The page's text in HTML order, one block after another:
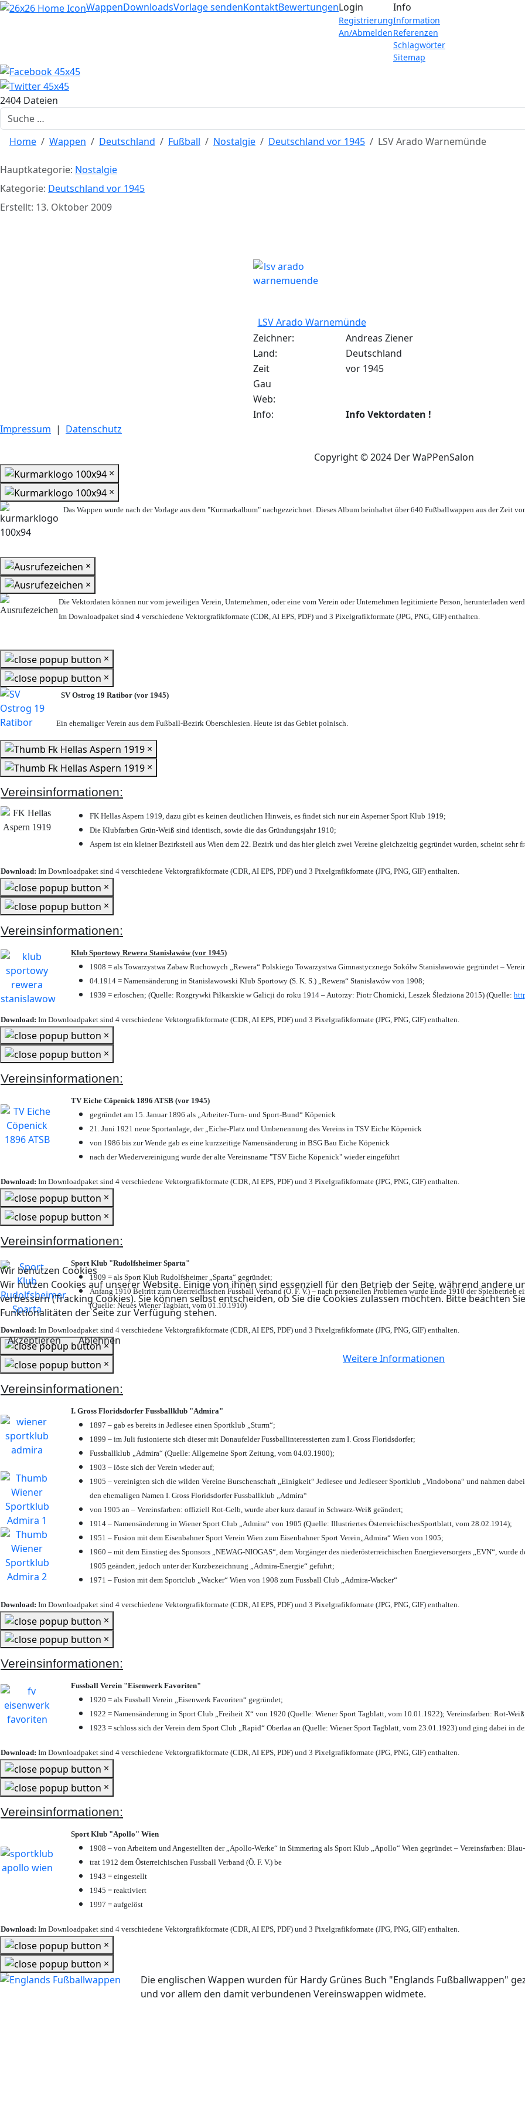
Home
WappenDownloadsVorlage sendenKontaktBewertungenLogin
Registrierung
An/Abmelden
Info
Information
Referenzen
Schlagwörter
Sitemap
2404 Dateien
Suchen
Home Wappen Deutschland Fußball Nostalgie Deutschland vor 1945 LSV Arado Warnemünde
Hauptkategorie: Nostalgie
Kategorie: Deutschland vor 1945
Erstellt: 13. Oktober 2009
LSV Arado Warnemünde
Zeichner:
Andreas Ziener
Land:
Deutschland
Zeit
vor 1945
Gau
Web:
Info:
Info Vektordaten !
Impressum | Datenschutz
Copyright © 2024 Der WaPPenSalon
Wir benutzen Cookies
Wir nutzen Cookies auf unserer Website. Einige von ihnen sind essenziell für den Betrieb der Seite, während andere
verbessern (Tracking Cookies). Sie können selbst entscheiden, ob Sie die Cookies zulassen möchten. Bitte beachten
Funktionalitäten der Seite zur Verfügung stehen.
Akzeptieren
Ablehnen
Weitere Informationen
×
×
Das Wappen wurde nach der Vorlage aus dem "Kurmarkalbum" nachgezeichnet. Dieses Album beinhaltet über 640 Fußballwappen aus der Zeit
×
×
Die Vektordaten können nur vom jeweiligen Verein, Unternehmen, oder eine vom Verein oder Unternehmen legitimierte Person, herunterladen
Im Downloadpaket sind 4 verschiedene Vektorgrafikformate (CDR, AI EPS, PDF) und 3 Pixelgrafikformate (JPG, PNG, GIF) enthalten.
×
×
SV Ostrog 19 Ratibor (vor 1945)
Ein ehemaliger Verein aus dem Fußball-Bezirk Oberschlesien. Heute ist das Gebiet polnisch.
×
×
Vereinsinformationen:
FK Hellas Aspern 1919, dazu gibt es keinen deutlichen Hinweis, es findet sich nur ein Asperner Sport Klub 1919;
Die Klubfarben Grün-Weiß sind identisch, sowie die das Gründungsjahr 1910;
Aspern ist ein kleiner Bezirksteil aus Wien dem 22. Bezirk und das hier gleich zwei Vereine gleichzeitig gegründet wurden, scheint sehr
Download: Im Downloadpaket sind 4 verschiedene Vektorgrafikformate (CDR, AI EPS, PDF) und 3 Pixelgrafikformate (JPG, PNG, GIF) enthalten.
×
×
Vereinsinformationen:
Klub Sportowy Rewera Stanisławów (vor 1945)
1908 = als Towarzystwa Zabaw Ruchowych „Rewera“ Polskiego Towarzystwa Gimnastycznego Sokółw Stanisławowie gegründet –
04.1914 = Namensänderung in Stanisławowski Klub Sportowy (S. K. S.) „Rewera“ Stanisławów von 1908;
1939 = erloschen; (Quelle: Rozgrywki Piłkarskie w Galicji do roku 1914 – Autorzy: Piotr Chomicki, Leszek Śledziona 2015) (Quelle:
Download: Im Downloadpaket sind 4 verschiedene Vektorgrafikformate (CDR, AI EPS, PDF) und 3 Pixelgrafikformate (JPG, PNG, GIF) enthalten.
×
×
Vereinsinformationen:
TV Eiche Cöpenick 1896 ATSB (vor 1945)
gegründet am 15. Januar 1896 als „Arbeiter-Turn- und Sport-Bund“ Köpenick
21. Juni 1921 neue Sportanlage, der „Eiche-Platz und Umbenennung des Vereins in TSV Eiche Köpenick
von 1986 bis zur Wende gab es eine kurzzeitige Namensänderung in BSG Bau Eiche Köpenick
nach der Wiedervereinigung wurde der alte Vereinsname "TSV Eiche Köpenick" wieder eingeführt
Download: Im Downloadpaket sind 4 verschiedene Vektorgrafikformate (CDR, AI EPS, PDF) und 3 Pixelgrafikformate (JPG, PNG, GIF) enthalten.
×
×
Vereinsinformationen:
Sport Klub "Rudolfsheimer Sparta"
1909 = als Sport Klub Rudolfsheimer „Sparta“ gegründet;
Anfang 1910 Beitritt zum Österreichischen Fussball Verband (Ö. F. V.) – nach personellen Problemen wurde Ende 1910 der
(Quelle: Neues Wiener Tagblatt, vom 01.10.1910)
Download: Im Downloadpaket sind 4 verschiedene Vektorgrafikformate (CDR, AI EPS, PDF) und 3 Pixelgrafikformate (JPG, PNG, GIF) enthalten.
×
×
Vereinsinformationen:
I. Gross Floridsdorfer Fussballklub "Admira"
1897 – gab es bereits in Jedlesee einen Sportklub „Sturm“;
1899 – im Juli fusionierte sich dieser mit Donaufelder Fussballinteressierten zum I. Gross Floridsdorfer;
Fussballklub „Admira“ (Quelle: Allgemeine Sport Zeitung, vom 04.03.1900);
1903 – löste sich der Verein wieder auf;
1905 – vereinigten sich die wilden Vereine Burschenschaft „Einigkeit“ Jedlesee und Jedleseer Sportklub „Vindobona“ und nahmen
den ehemaligen Namen I. Gross Floridsdorfer Fussballklub „Admira“
von 1905 an – Vereinsfarben: offiziell Rot-Gelb, wurde aber kurz darauf in Schwarz-Weiß geändert;
1914 – Namensänderung in Wiener Sport Club „Admira“ von 1905 (Quelle: Illustriertes ÖsterreichischesSportblatt, vom 28.02.1914);
1951 – Fusion mit dem Eisenbahner Sport Verein Wien zum Eisenbahner Sport Verein„Admira“ Wien von 1905;
1960 – mit dem Einstieg des Sponsors „NEWAG-NIOGAS“, dem Vorgänger des niederösterreichischen Energieversorgers „EVN“,
1905 geändert, jedoch unter der Kurzbezeichnung „Admira-Energie“ geführt;
1971 – Fusion mit dem Sportclub „Wacker“ Wien von 1908 zum Fussball Club „Admira-Wacker“
Download: Im Downloadpaket sind 4 verschiedene Vektorgrafikformate (CDR, AI EPS, PDF) und 3 Pixelgrafikformate (JPG, PNG, GIF) enthalten.
×
×
Vereinsinformationen:
Fussball Verein "Eisenwerk Favoriten"
1920 = als Fussball Verein „Eisenwerk Favoriten“ gegründet;
1922 = Namensänderung in Sport Club „Freiheit X“ von 1920 (Quelle: Wiener Sport Tagblatt, vom 10.01.1922); Vereinsfarben: Rot-
1923 = schloss sich der Verein dem Sport Club „Rapid“ Oberlaa an (Quelle: Wiener Sport Tagblatt, vom 23.01.1923) und ging dabei in
Download: Im Downloadpaket sind 4 verschiedene Vektorgrafikformate (CDR, AI EPS, PDF) und 3 Pixelgrafikformate (JPG, PNG, GIF) enthalten.
×
×
Vereinsinformationen:
Sport Klub "Apollo" Wien
1908 – von Arbeitern und Angestellten der „Apollo-Werke“ in Simmering als Sport Klub „Apollo“ Wien gegründet – Vereinsfarben:
trat 1912 dem Österreichischen Fussball Verband (Ö. F. V.) be
1943 = eingestellt
1945 = reaktiviert
1997 = aufgelöst
Download: Im Downloadpaket sind 4 verschiedene Vektorgrafikformate (CDR, AI EPS, PDF) und 3 Pixelgrafikformate (JPG, PNG, GIF) enthalten.
×
×
Die englischen Wappen wurden für Hardy Grünes Buch "Englands Fußballwappen"
und vor allem den damit verbundenen Vereinswappen widmete.